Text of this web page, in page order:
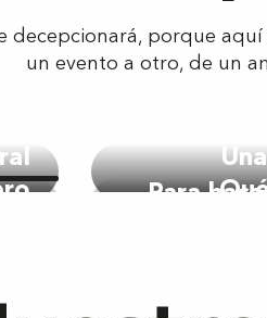
decepcionará, porque
un evento a otro, de un
Para